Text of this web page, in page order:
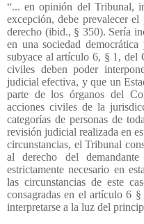
“... en opinión del Tribunal,
excepción, debe prevalecer
derecho (ibid., § 350). Sería
en una sociedad
subyace al artículo 6, § 1, del
civiles deben poder
judicial efectiva, y que un
parte de los órganos del
acciones civiles de la
categorías de personas de
revisión judicial realizada en
circunstancias, el Tribunal
al derecho del
estrictamente necesario en
las circunstancias de este
consagradas en el artículo 6
interpretarse a la luz del